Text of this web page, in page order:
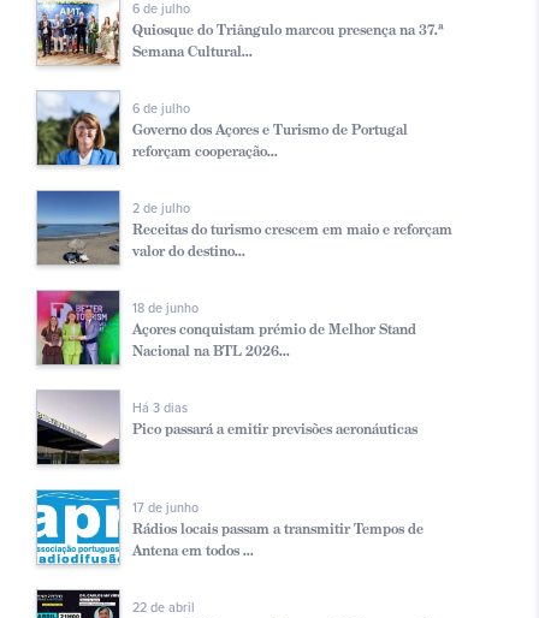
6 de julho
Quiosque do Triângulo marcou presença na 37.ª
Semana Cultural...
6 de julho
Governo dos Açores e Turismo de Portugal
reforçam cooperação...
2 de julho
Receitas do turismo crescem em maio e reforçam
valor do destino...
18 de junho
Açores conquistam prémio de Melhor Stand
Nacional na BTL 2026...
Há 3 dias
Pico passará a emitir previsões aeronáuticas
17 de junho
Rádios locais passam a transmitir Tempos de
Antena em todos ...
22 de abril